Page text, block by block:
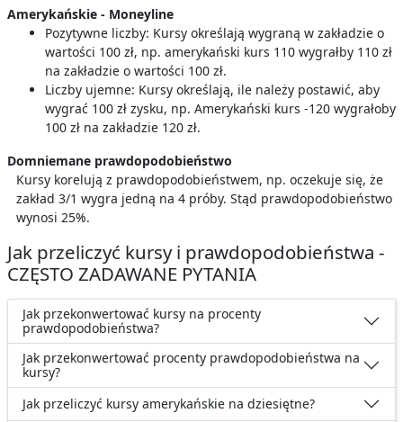
Amerykańskie - Moneyline
Pozytywne liczby: Kursy określają wygraną w zakładzie o
wartości 100 zł, np. amerykański kurs 110 wygrałby 110 zł
na zakładzie o wartości 100 zł.
Liczby ujemne: Kursy określają, ile należy postawić, aby
wygrać 100 zł zysku, np. Amerykański kurs -120 wygrałoby
100 zł na zakładzie 120 zł.
Domniemane prawdopodobieństwo
Kursy korelują z prawdopodobieństwem, np. oczekuje się, że
zakład 3/1 wygra jedną na 4 próby. Stąd prawdopodobieństwo
wynosi 25%.
Jak przeliczyć kursy i prawdopodobieństwa -
CZĘSTO ZADAWANE PYTANIA
Jak przekonwertować kursy na procenty
prawdopodobieństwa?
Jak przekonwertować procenty prawdopodobieństwa na
kursy?
Jak przeliczyć kursy amerykańskie na dziesiętne?